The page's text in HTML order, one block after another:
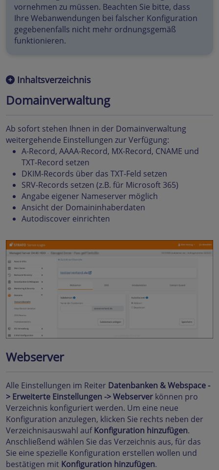
vornehmen zu müssen. Beachten Sie bitte, dass
Ihre Webanwendungen bei falscher Konfiguration
gegebenenfalls nicht mehr ordnungsgemäß
funktionieren.
Inhaltsverzeichnis
Domainverwaltung
Ab sofort stehen Ihnen in der Domainverwaltung
weitergehende Einstellungen zur Verfügung:
A-Record, AAAA-Record, MX-Record, CNAME und
TXT-Record setzen
DKIM-Records über das TXT-Feld setzen
SRV-Records setzen (z.B. für Microsoft 365)
Angabe eigener Nameserver möglich
Ansicht der Domaininhaberdaten
Autodiscover einrichten
Webserver
Alle Einstellungen im Reiter Datenbanken & Webspace -
> Erweiterte Einstellungen ->Webserver können pro
Verzeichnis konfiguriert werden. Um eine neue
Konfiguration anzulegen, klicken Sie rechts neben der
Verzeichnisauswahl aufKonfiguration hinzufügen.
Anschließend wählen Sie das Verzeichnis aus, für das
Sie eine spezielle Konfiguration erstellen wollen und
bestätigen mit Konfiguration hinzufügen.